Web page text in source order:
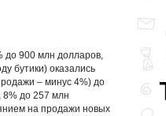
до 900 млн долларов,
бутики) оказались
– минус 4%) до
8% до 257 млн
на продажи новых